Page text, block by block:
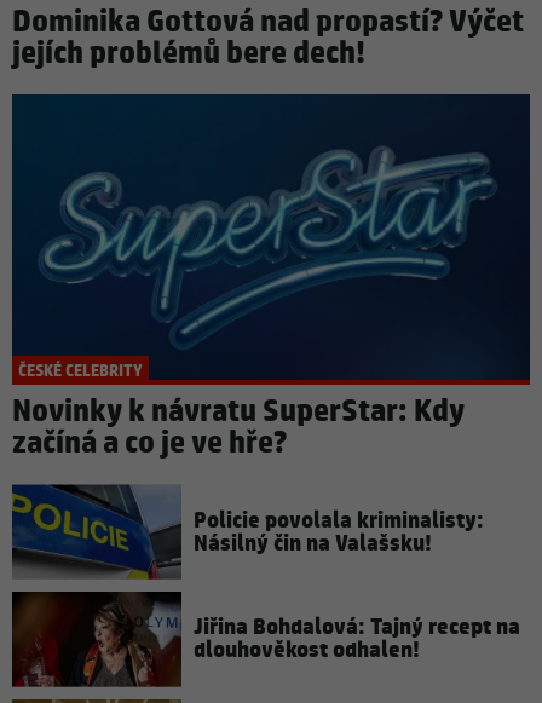
Dominika Gottová nad propastí? Výčet
jejích problémů bere dech!
ČESKÉ CELEBRITY
Novinky k návratu SuperStar: Kdy
začíná a co je ve hře?
Policie povolala kriminalisty:
Násilný čin na Valašsku!
Jiřina Bohdalová: Tajný recept na
dlouhověkost odhalen!